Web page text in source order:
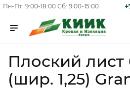
Пн-Пт: 9:00-18:00 Сб: 9:00-15:00
Плоский лист
(шир. 1,25)